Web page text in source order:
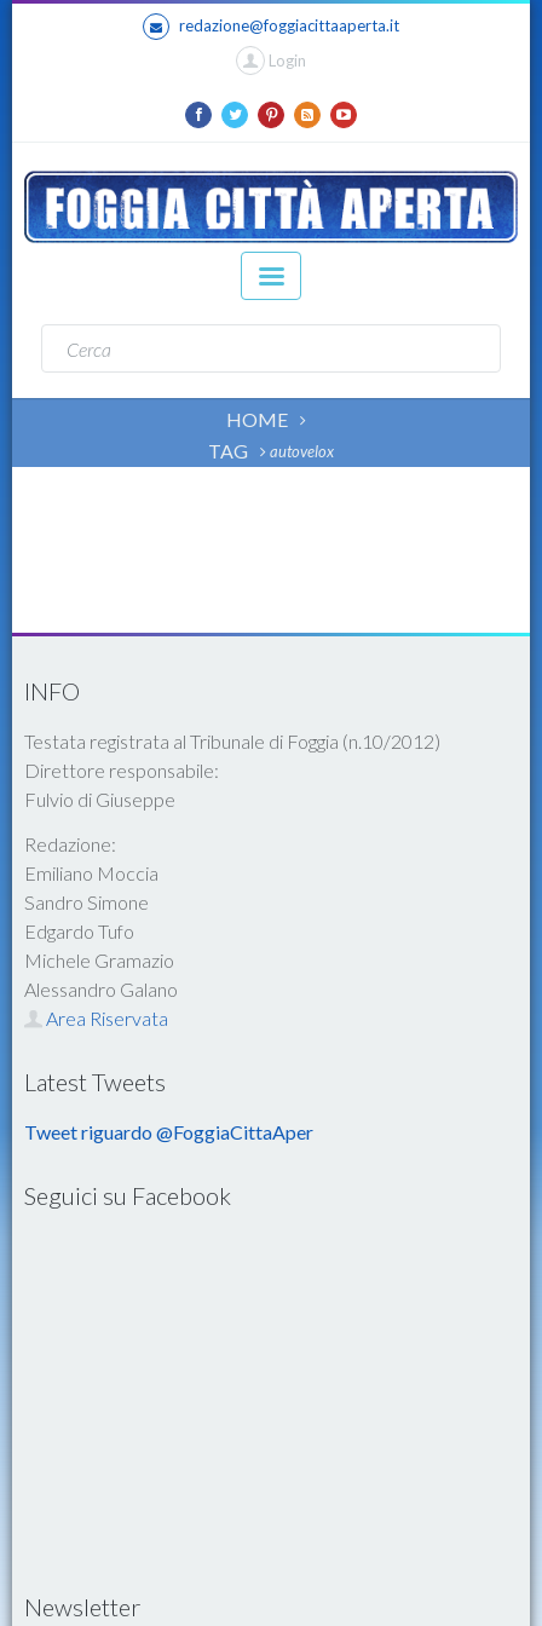
redazione@foggiacittaaperta.it
Login
HOME
TAG
autovelox
INFO
Testata registrata al Tribunale di Foggia (n.10/2012)
Direttore responsabile:
Fulvio di Giuseppe
Redazione:
Emiliano Moccia
Sandro Simone
Edgardo Tufo
Michele Gramazio
Alessandro Galano
Area Riservata
Latest Tweets
Tweet riguardo @FoggiaCittaAper
Seguici su Facebook
Newsletter